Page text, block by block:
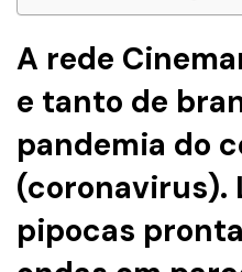
A rede
e tanto de
pandemia do
(coronavirus).
pipocas